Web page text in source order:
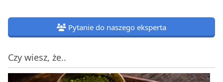
Pytanie do naszego eksperta
Czy wiesz, że..